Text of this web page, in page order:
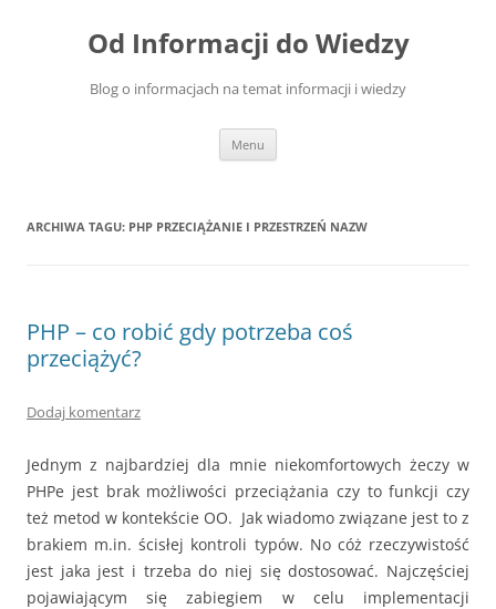
Od Informacji do Wiedzy
Blog o informacjach na temat informacji i wiedzy
Menu
ARCHIWA TAGU: PHP PRZECIĄŻANIE I PRZESTRZEŃ NAZW
PHP – co robić gdy potrzeba coś
przeciążyć?
Dodaj komentarz
Jednym z najbardziej dla mnie niekomfortowych żeczy w
PHPe jest brak możliwości przeciążania czy to funkcji czy
też metod w kontekście OO. Jak wiadomo związane jest to z
brakiem m.in. ścisłej kontroli typów. No cóż rzeczywistość
jest jaka jest i trzeba do niej się dostosować. Najczęściej
pojawiającym się zabiegiem w celu implementacji